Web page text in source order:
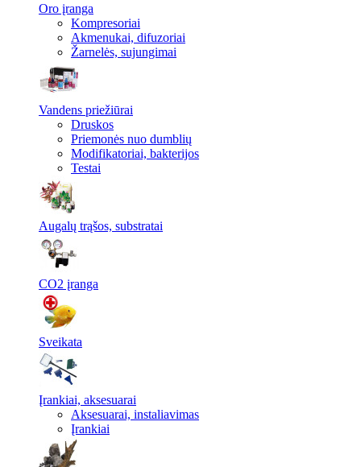
Oro įranga
Kompresoriai
Akmenukai, difuzoriai
Žarnelės, sujungimai
Vandens priežiūrai
Druskos
Priemonės nuo dumblių
Modifikatoriai, bakterijos
Testai
Augalų trąšos, substratai
CO2 įranga
Sveikata
Įrankiai, aksesuarai
Aksesuarai, instaliavimas
Įrankiai